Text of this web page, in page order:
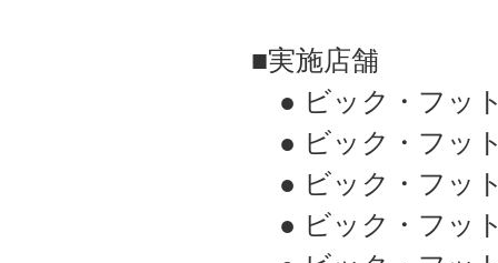
■実施店舗
● ビック・フッ
● ビック・フッ
● ビック・フッ
● ビック・フッ